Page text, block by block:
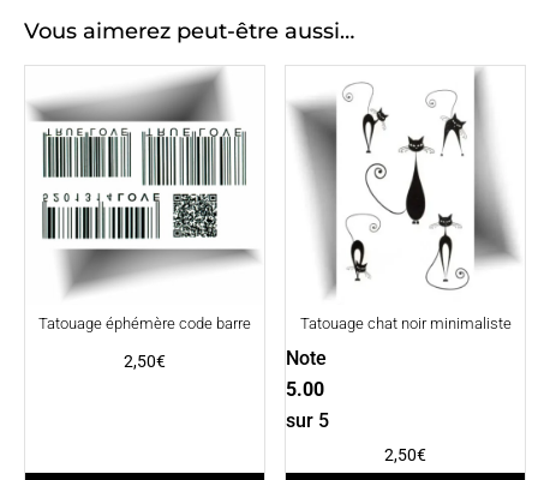
Vous aimerez peut-être aussi…
Tatouage éphémère code barre
2,50€
Tatouage chat noir minimaliste
Note
5.00
sur 5
2,50€